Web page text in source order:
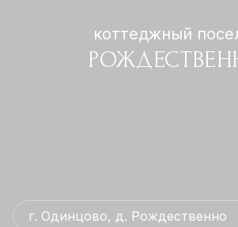
коттеджный
г. Одинцово, д. Рождественно